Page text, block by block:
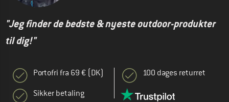
"Jeg finder de bedste & nyeste outdoor-produkter
til dig!"
Portofri fra 69 € (DK)
Sikker betaling
100 dages returret